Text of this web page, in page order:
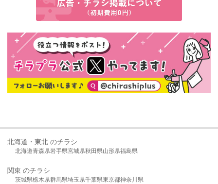
北海道・東北 のチラシ
北海道青森県岩手県宮城県秋田県山形県福島県
関東 のチラシ
茨城県栃木県群馬県埼玉県千葉県東京都神奈川県